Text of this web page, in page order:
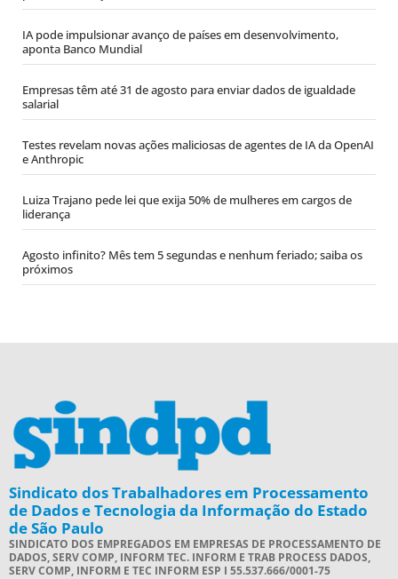
IA pode impulsionar avanço de países em desenvolvimento,
aponta Banco Mundial
Empresas têm até 31 de agosto para enviar dados de igualdade
salarial
Testes revelam novas ações maliciosas de agentes de IA da OpenAI
e Anthropic
Luiza Trajano pede lei que exija 50% de mulheres em cargos de
liderança
Agosto infinito? Mês tem 5 segundas e nenhum feriado; saiba os
próximos
Sindicato dos Trabalhadores em Processamento
de Dados e Tecnologia da Informação do Estado
de São Paulo
SINDICATO DOS EMPREGADOS EM EMPRESAS DE PROCESSAMENTO DE
DADOS, SERV COMP, INFORM TEC. INFORM E TRAB PROCESS DADOS,
SERV COMP, INFORM E TEC INFORM ESP I 55.537.666/0001-75